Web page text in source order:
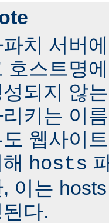
파치 서버
호스트명
되지 않
리키는 이
도 웹사이
hosts
, 이는
다.